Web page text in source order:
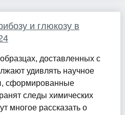
и глюкозу в
доставленных с
удивлять научное
сформированные
следы химических
многое рассказать о